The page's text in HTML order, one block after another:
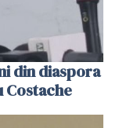
din diaspora
Costache